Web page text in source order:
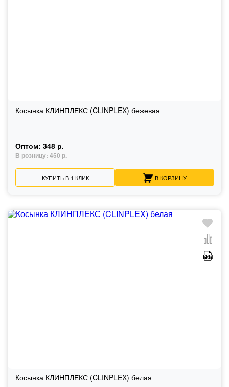
Косынка КЛИНПЛЕКС (CLINPLEX) бежевая
Оптом: 348 р.
В розницу: 450 р.
КУПИТЬ В 1 КЛИК В КОРЗИНУ
Косынка КЛИНПЛЕКС (CLINPLEX) белая